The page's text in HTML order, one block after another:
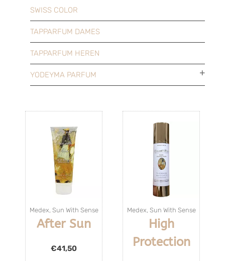
SWISS COLOR
TAPPARFUM DAMES
TAPPARFUM HEREN
YODEYMA PARFUM
Medex, Sun With Sense
After Sun
€41,50
Medex, Sun With Sense
High
Protection